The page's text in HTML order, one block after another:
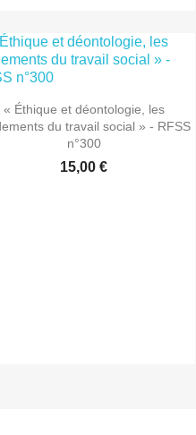
 Aperçu rapide
« Éthique et déontologie, les
du travail social » - RFSS
n°300
15,00 €